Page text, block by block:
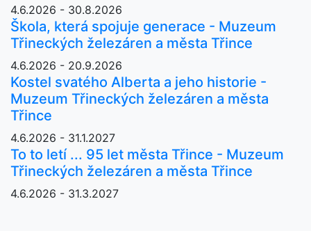
4.6.2026 - 30.8.2026
Škola, která spojuje generace - Muzeum
Třineckých železáren a města Třince
4.6.2026 - 20.9.2026
Kostel svatého Alberta a jeho historie -
Muzeum Třineckých železáren a města
Třince
4.6.2026 - 31.1.2027
To to letí ... 95 let města Třince - Muzeum
Třineckých železáren a města Třince
4.6.2026 - 31.3.2027